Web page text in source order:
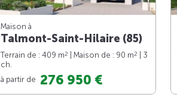
Maison à
Talmont-Saint-Hilaire (85)
Terrain de : 409 m2 | Maison de : 90 m2
| 3
ch.
à partir de 276 950 €